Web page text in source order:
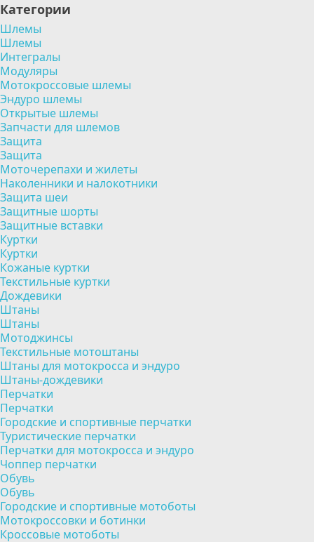
Категории
Шлемы
Шлемы
Интегралы
Модуляры
Мотокроссовые шлемы
Эндуро шлемы
Открытые шлемы
Запчасти для шлемов
Защита
Защита
Моточерепахи и жилеты
Наколенники и налокотники
Защита шеи
Защитные шорты
Защитные вставки
Куртки
Куртки
Кожаные куртки
Текстильные куртки
Дождевики
Штаны
Штаны
Мотоджинсы
Текстильные мотоштаны
Штаны для мотокросса и эндуро
Штаны-дождевики
Перчатки
Перчатки
Городские и спортивные перчатки
Туристические перчатки
Перчатки для мотокросса и эндуро
Чоппер перчатки
Обувь
Обувь
Городские и спортивные мотоботы
Мотокроссовки и ботинки
Кроссовые мотоботы